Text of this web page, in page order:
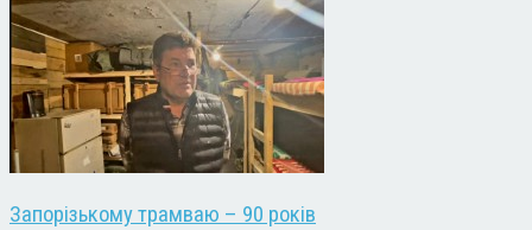
Запорізькому трамваю – 90 років